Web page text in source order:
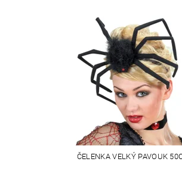
ČELENKA VELKÝ PAVOUK